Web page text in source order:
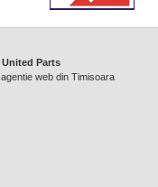
United Parts
agentie web din Timisoara